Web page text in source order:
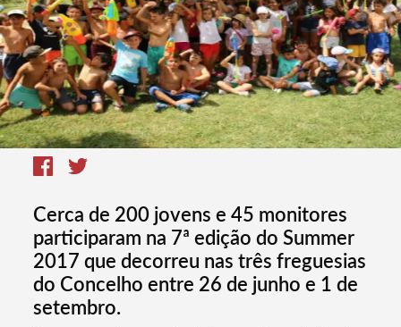
Cerca de 200 jovens e 45 monitores
participaram na 7ª edição do Summer
2017 que decorreu nas três freguesias
do Concelho entre 26 de junho e 1 de
setembro.